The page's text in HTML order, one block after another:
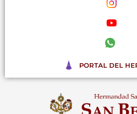
PORTAL DEL